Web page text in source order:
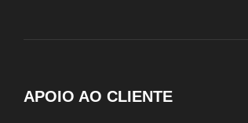
APOIO AO CLIENTE